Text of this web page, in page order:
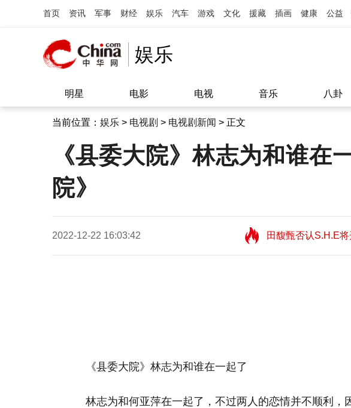
首页 资讯 军事 财经 娱乐 汽车 游戏 文化 援藏 插画 健康 公益
娱乐
明星 电影 电视 音乐 八卦
当前位置： 娱乐 > 电视剧 > 电视剧新闻 > 正文
《县委大院》林志为和谁
院》
2022-12-22 16:03:42
田馥甄否认S.H.E
望11:08
田馥甄否认S.H.E
《县委大院》林志为和谁在一起了
林志为和何亚萍在一起了，不过两人的恋情并不顺利，